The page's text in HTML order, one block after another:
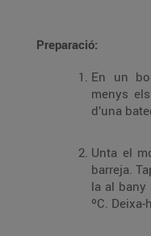
Preparació:
En un
menys
d’una
Unta el
barreja.
la al bany
ºC. Deixa-